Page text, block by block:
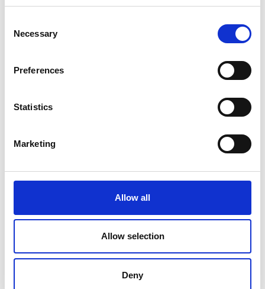
Selection
Necessary
Preferences
Statistics
Marketing
Allow all
Allow selection
Deny